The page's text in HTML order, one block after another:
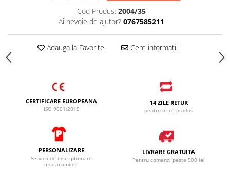
Cod Produs: 2004/35
Ai nevoie de ajutor? 0767585211
Adauga la Favorite Cere informatii
CERTIFICARE EUROPEANA
ISO 9001:2015
14 ZILE RETUR
pentru orice produs
PERSONALIZARE
Servicii de inscriptionare
imbracaminte
LIVRARE GRATUITA
Pentru comenzi peste 500 lei